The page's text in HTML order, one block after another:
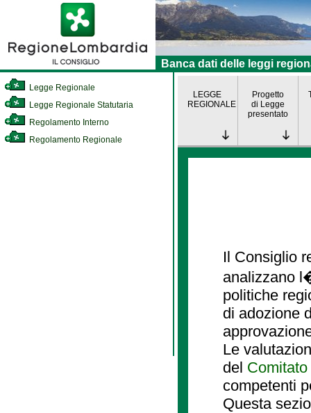
Banca dati delle leggi
Legge Regionale
Legge Regionale Statutaria
Regolamento Interno
Regolamento Regionale
LEGGE
REGIONALE
Progetto
di Legge
presentato
Il Consiglio
analizzano
politiche
di adozione
Le
del
competenti
Questa